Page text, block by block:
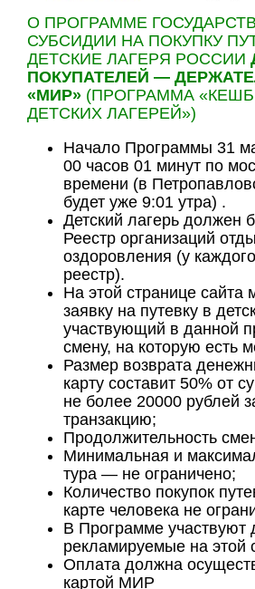
О ПРОГРАММЕ
СУБСИДИИ НА ПОКУПКУ
ДЕТСКИЕ ЛАГЕРЯ РОССИИ
ПОКУПАТЕЛЕЙ —
«МИР» (ПРОГРАММА
ДЕТСКИХ ЛАГЕРЕЙ»)
Начало Программы 31
00 часов 01 минут по
времени (в
будет уже 9:01 утра) .
Детский лагерь должен
Реестр организаций
оздоровления (у
реестр).
На этой странице сайта
заявку на путевку в
участвующий в данной
смену, на которую есть
Размер возврата
карту составит 50% от
не более 20000 рублей
транзакцию;
Продолжительность
Минимальная и
тура — не ограничено;
Количество покупок
карте человека не
В Программе участвуют
рекламируемые на этой
Оплата должна
картой МИР